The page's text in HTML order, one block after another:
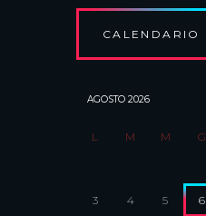
CALENDARIO
AGOSTO 2026
L M M G
3 4 5 6